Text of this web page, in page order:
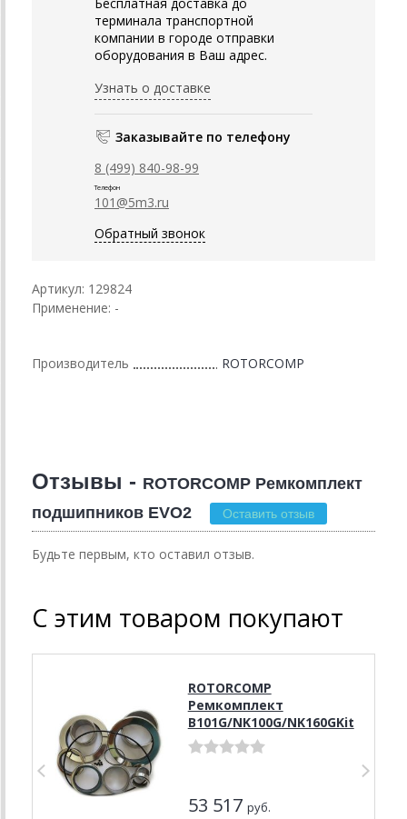
Бесплатная доставка до
терминала транспортной
компании в городе отправки
оборудования в Ваш адрес.
Узнать о доставке
Заказывайте по телефону
8 (499) 840-98-99
Телефон
101@5m3.ru
Обратный звонок
Артикул: 129824
Применение: -
Производитель ROTORCOMP
Отзывы - ROTORCOMP Ремкомплект
подшипников EVO2
Оставить отзыв
Будьте первым, кто оставил отзыв.
С этим товаром покупают
ROTORCOMP
Ремкомплект
B101G/NK100G/NK160GKit
53 517 руб.